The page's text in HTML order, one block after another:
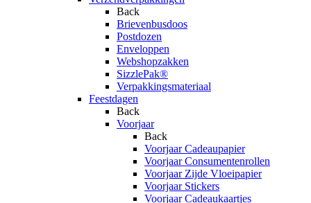
Back
Brievenbusdoos
Postdozen
Enveloppen
Webshopzakken
SizzlePak®
Verpakkingsmateriaal
Feestdagen
Back
Voorjaar
Back
Voorjaar Cadeaupapier
Voorjaar Consumentenrollen
Voorjaar Zijde Vloeipapier
Voorjaar Stickers
Voorjaar Cadeaukaartjes